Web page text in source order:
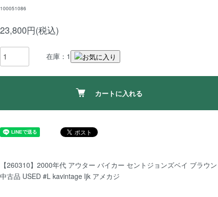
100051086
23,800円(税込)
在庫：1
カートに入れる
【260310】2000年代 アウター バイカー セントジョンズベイ ブラウン
中古品 USED #L kavintage ljk アメカジ